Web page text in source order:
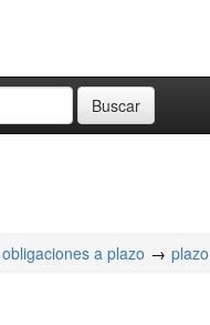
obligaciones a plazo plazo